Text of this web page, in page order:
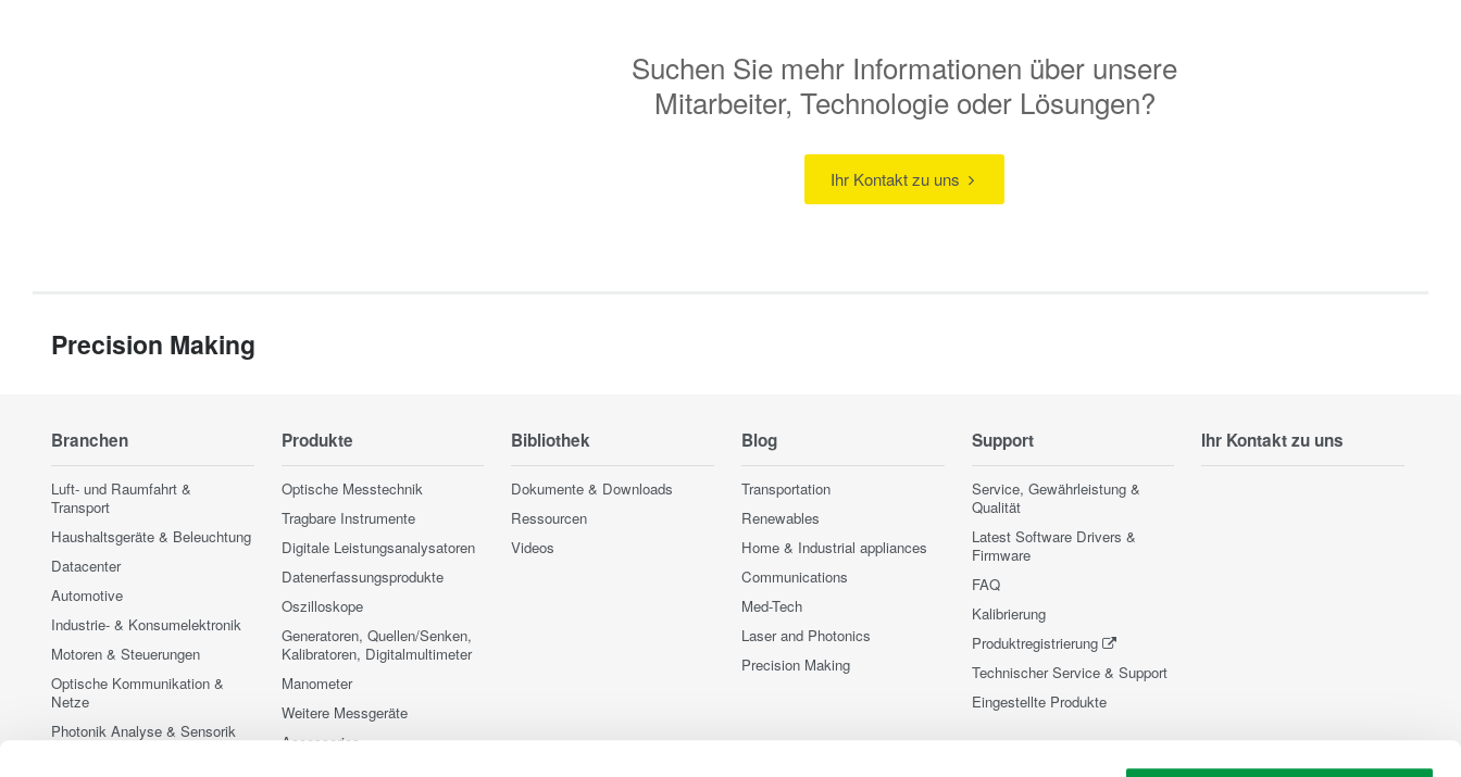
Suchen Sie mehr Informationen über unsere
Mitarbeiter, Technologie oder Lösungen?
Ihr Kontakt zu uns
Precision Making
Branchen
Luft- und Raumfahrt &
Transport
Haushaltsgeräte & Beleuchtung
Datacenter
Automotive
Industrie- & Konsumelektronik
Motoren & Steuerungen
Optische Kommunikation &
Netze
Photonik Analyse & Sensorik
Produkte
Optische Messtechnik
Tragbare Instrumente
Digitale Leistungsanalysatoren
Datenerfassungsprodukte
Oszilloskope
Generatoren, Quellen/Senken,
Kalibratoren, Digitalmultimeter
Manometer
Weitere Messgeräte
Accessories
Bibliothek
Dokumente & Downloads
Ressourcen
Videos
Blog
Transportation
Renewables
Home & Industrial appliances
Communications
Med-Tech
Laser and Photonics
Precision Making
Support
Service, Gewährleistung &
Qualität
Latest Software Drivers &
Firmware
FAQ
Kalibrierung
Produktregistrierung
Technischer Service & Support
Eingestellte Produkte
Ihr Kontakt zu uns